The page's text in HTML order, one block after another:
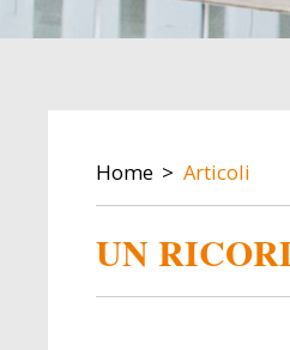
BREADCRUMB
Home Articoli
UN